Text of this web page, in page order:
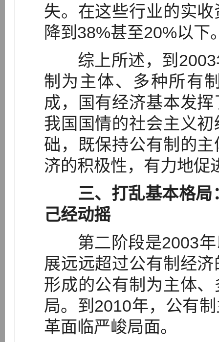
失。在这些行业的实
降到38%甚至20%以下
综上所述，到2003
制为主体、多种所有
成，国有经济基本发
我国国情的社会主义
础，既保持公有制的
济的积极性，有力地促
三、打乱基本格
己经动摇
第二阶段是2003年
展远远超过公有制经
形成的公有制为主体
局。到2010年，公有
革面临严峻局面。